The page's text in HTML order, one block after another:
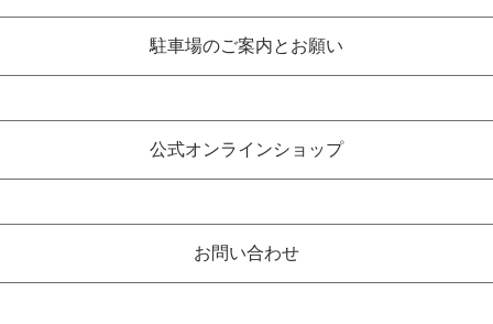
駐車場のご案内とお願い
公式オンラインショップ
お問い合わせ